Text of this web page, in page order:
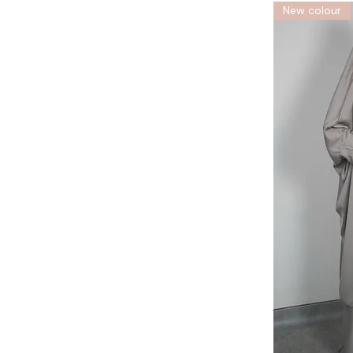
New colour